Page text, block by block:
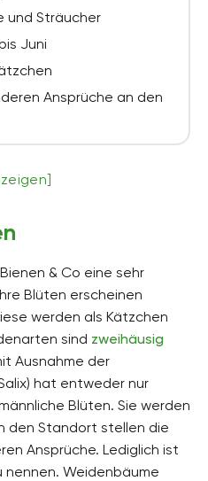
und Sträucher
Juni
Ansprüche an den
& Co eine sehr
Blüten erscheinen
werden als Kätzchen
sind zweihäusig
Ausnahme der
hat entweder nur
Blüten. Sie werden
den Standort stellen die
Ansprüche. Lediglich ist
nennen. Weidenbäume